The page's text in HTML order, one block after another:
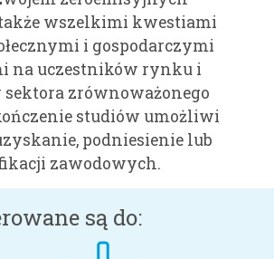
wszelkimi kwestiami
i gospodarczymi
na uczestników rynku i
zrównoważonego
studiów umożliwi
podniesienie lub
zawodowych.
są do: